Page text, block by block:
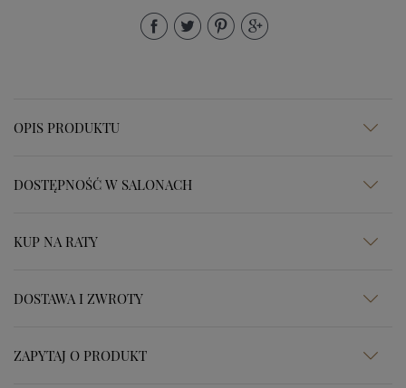
OPIS PRODUKTU
DOSTĘPNOŚĆ W SALONACH
KUP NA RATY
DOSTAWA I ZWROTY
ZAPYTAJ O PRODUKT